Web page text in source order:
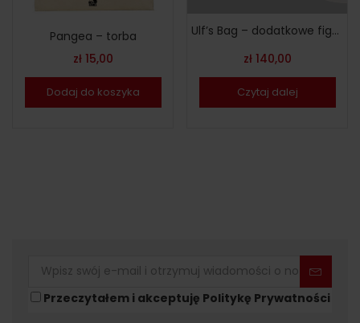
Pangea – torba
zł15,00
Dodaj do koszyka
Ulf’s Bag – dodatkowe figurki
zł140,00
Czytaj dalej
Przeczytałem i akceptuję Politykę Prywatności